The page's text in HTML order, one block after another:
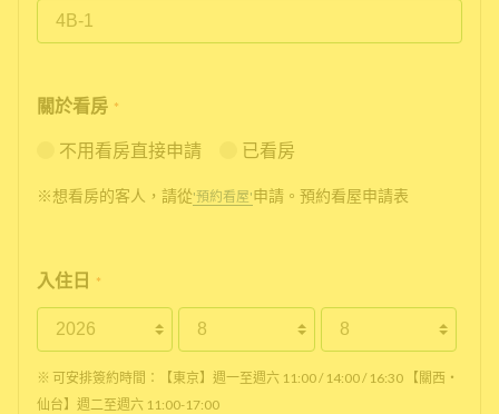
關於看房 *
不用看房直接申請 已看房
※想看房的客人，請從'預約看屋'申請。預約看屋申請表
入住日 *
※ 可安排簽約時間：【東京】週一至週六 11:00 / 14:00 / 16:30 【關西・
仙台】週二至週六 11:00-17:00